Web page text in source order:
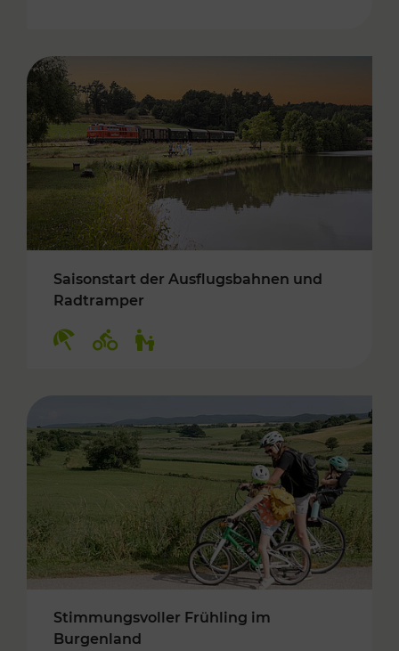
Saisonstart der Ausflugsbahnen und
Radtramper
Stimmungsvoller Frühling im
Burgenland